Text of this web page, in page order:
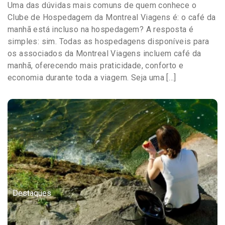
Uma das dúvidas mais comuns de quem conhece o
Clube de Hospedagem da Montreal Viagens é: o café da
manhã está incluso na hospedagem? A resposta é
simples: sim. Todas as hospedagens disponíveis para
os associados da Montreal Viagens incluem café da
manhã, oferecendo mais praticidade, conforto e
economia durante toda a viagem. Seja uma […]
Destaques